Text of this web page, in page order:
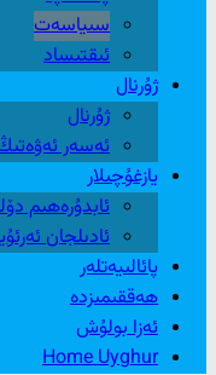
سىياسەت
ئىقتىساد
ژۇرنال
ژۇرنال
ئەسەر
يازغۇچىلار
ئابدۇرەھىم
ئادىلجان
پائالىيەتلەر
ھەققىمىزدە
ئەزا بولۇش
Home Uyghur